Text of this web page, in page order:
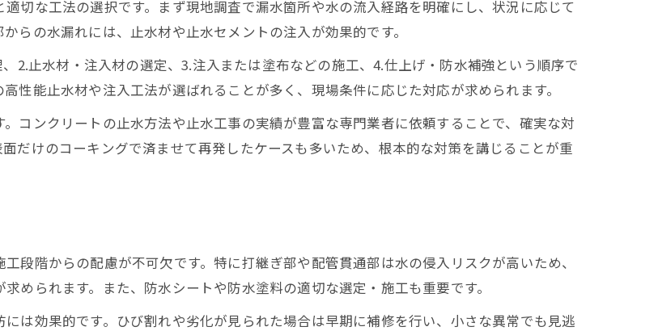
発見後すぐできるコンクリート補修法
水漏れ応急処置で注意すべきポイント
材の選び方と即効性ある使い方のコツ
下ピットにおける再発防止策の選び方
下や地下ピットの地下水漏れ再発リスクを解説
去事例に学ぶ再発を防ぐ補修方法とは
較できる最適な地下止水工法ガイド
地下漏水止水工法の特徴と選び方
切な工法の選択です。まず現地調査で漏水箇所や水の流入経路を明確にし、状況に応じて
らの水漏れには、止水材や止水セメントの注入が効果的です。
2.止水材・注入材の選定、3.注入または塗布などの施工、4.仕上げ・防水補強という順序で
性能止水材や注入工法が選ばれることが多く、現場条件に応じた対応が求められます。
コンクリートの止水方法や止水工事の実績が豊富な専門業者に依頼することで、確実な対
だけのコーキングで済ませて再発したケースも多いため、根本的な対策を講じることが重
段階からの配慮が不可欠です。特に打継ぎ部や配管貫通部は水の侵入リスクが高いため、
められます。また、防水シートや防水塗料の適切な選定・施工も重要です。
は効果的です。ひび割れや劣化が見られた場合は早期に補修を行い、小さな異常でも見逃